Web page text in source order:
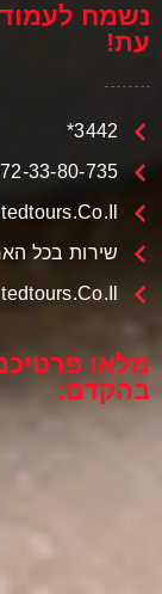
נשמח
עת!
3442*
33-80-735
שירות בכל
מלאו
בהקדם: